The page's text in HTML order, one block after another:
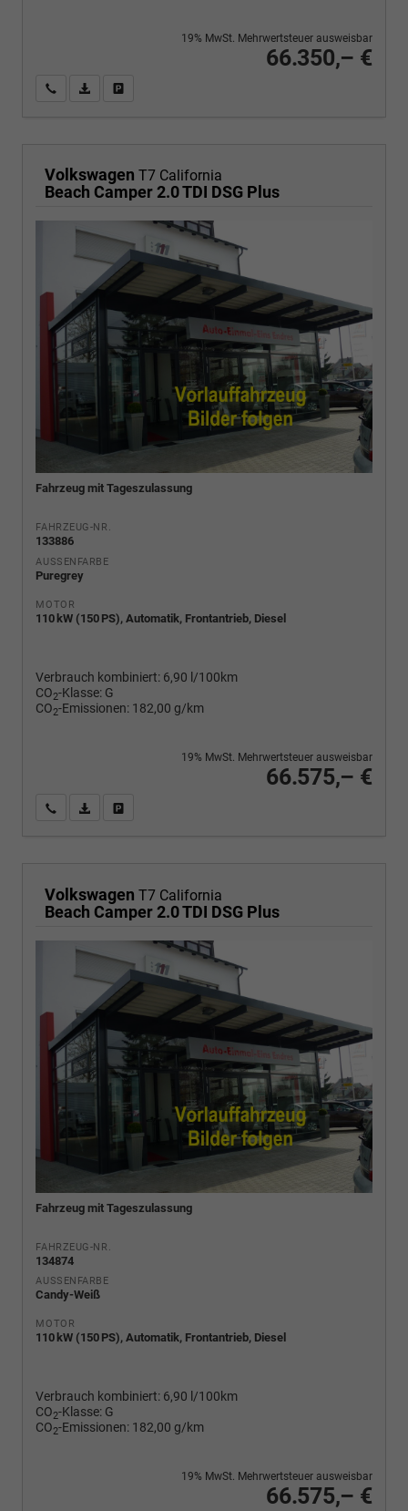
66.350,– €
19% MwSt. Mehrwertsteuer ausweisbar
Wir rufen Sie anPDF-Fahrzeugexposé drucken
Volkswagen T7 California
Beach Camper 2.0 TDI DSG Plus
Fahrzeug mit Tageszulassung
FAHRZEUG-NR.
133886
AUSSENFARBE
Puregrey
MOTOR
110 kW (150 PS), Automatik, Frontantrieb, Diesel
Verbrauch kombiniert: 6,90 l/100km
CO2-Klasse: G
CO2-Emissionen: 182,00 g/km
66.575,– €
19% MwSt. Mehrwertsteuer ausweisbar
Wir rufen Sie anPDF-Fahrzeugexposé drucken
Volkswagen T7 California
Beach Camper 2.0 TDI DSG Plus
Fahrzeug mit Tageszulassung
FAHRZEUG-NR.
134874
AUSSENFARBE
Candy-Weiß
MOTOR
110 kW (150 PS), Automatik, Frontantrieb, Diesel
Verbrauch kombiniert: 6,90 l/100km
CO2-Klasse: G
CO2-Emissionen: 182,00 g/km
66.575,– €
19% MwSt. Mehrwertsteuer ausweisbar